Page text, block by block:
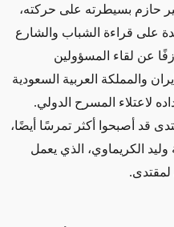
حازم بسيطرته على حركته،
على قراءة الشباب والشارع
عن لقاء المسؤولين
والمملكة العربية السعودية
لاعتلاء المسرح الدولي.
قد أصبحوا أكثر تمرسًا أيضًا،
الكريماوي، الذي يعمل